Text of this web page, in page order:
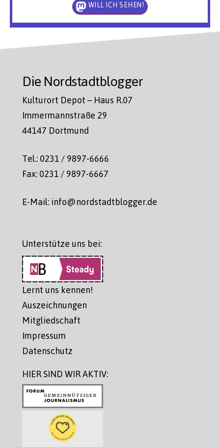
WILL ICH SEHEN!
Die Nordstadtblogger
Kulturort Depot – Haus R.07
Immermannstraße 29
44147 Dortmund
Tel.: 0231 / 9897-6666
Fax: 0231 / 9897-6667
E-Mail: info@nordstadtblogger.de
Unterstütze uns bei:
Lernt uns kennen!
Auszeichnungen
Mitgliedschaft
Impressum
Datenschutz
HIER SIND WIR AKTIV: